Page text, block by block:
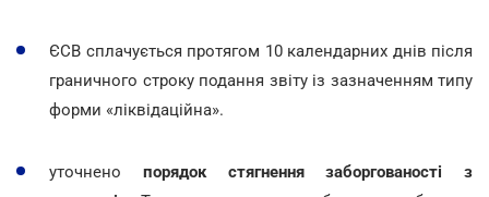
ЄСВ сплачується протягом 10 календарних днів після
граничного строку подання звіту із зазначенням типу
форми «ліквідаційна».
уточнено порядок стягнення заборгованості з